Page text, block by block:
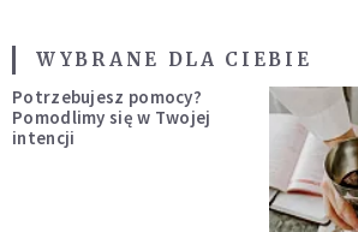
WYBRANE DLA CIEBIE
Potrzebujesz pomocy?
Pomodlimy się w Twojej
intencji